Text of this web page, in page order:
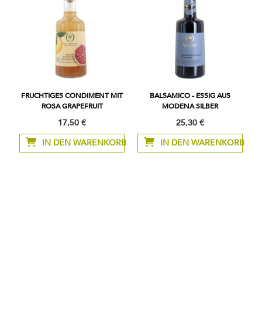
FRUCHTIGES CONDIMENT MIT
ROSA GRAPEFRUIT
17,50 €
IN DEN WARENKORB
BALSAMICO - ESSIG AUS
MODENA SILBER
25,30 €
IN DEN WARENKORB